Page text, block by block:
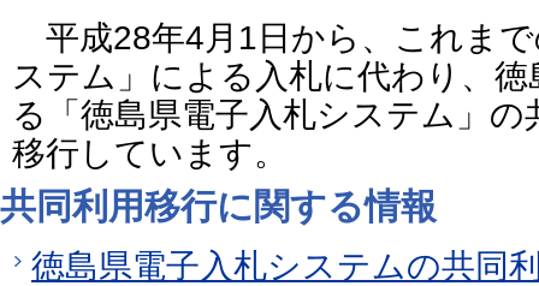
平成28年4月1日から、これま
ステム」による入札に代わり、
る「徳島県電子入札システム」
移行しています。
共同利用移行に関する情報
徳島県電子入札システムの共同